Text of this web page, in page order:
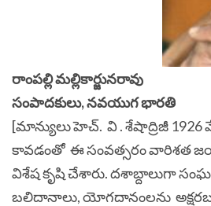
రాంపల్లి మల్లికార్జునరావు
సంపాదకులు, నవయుగ భారతి
[మాన్యులు హెచ్. వి . శేషాద్రిజీ 1926
కావడంతో ఈ సంవత్సరం వారిశత
విశేష కృషి చేశారు. దశాబ్దాలుగా
బలిదానాలు, యోగదానంలను